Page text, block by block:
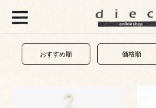
おすすめ順 価格順